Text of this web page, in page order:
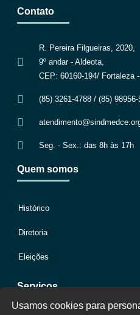
Contato
R. Pereira Filgueiras, 2020,
9º andar - Aldeota,
CEP: 60160-194/ Fortaleza
(85) 3261-4788 / (85) 98956-
Seg. - Sex.: das 8h às 17h
Quem somos
Histórico
Diretoria
Eleições
Serviços
Usamos cookies para